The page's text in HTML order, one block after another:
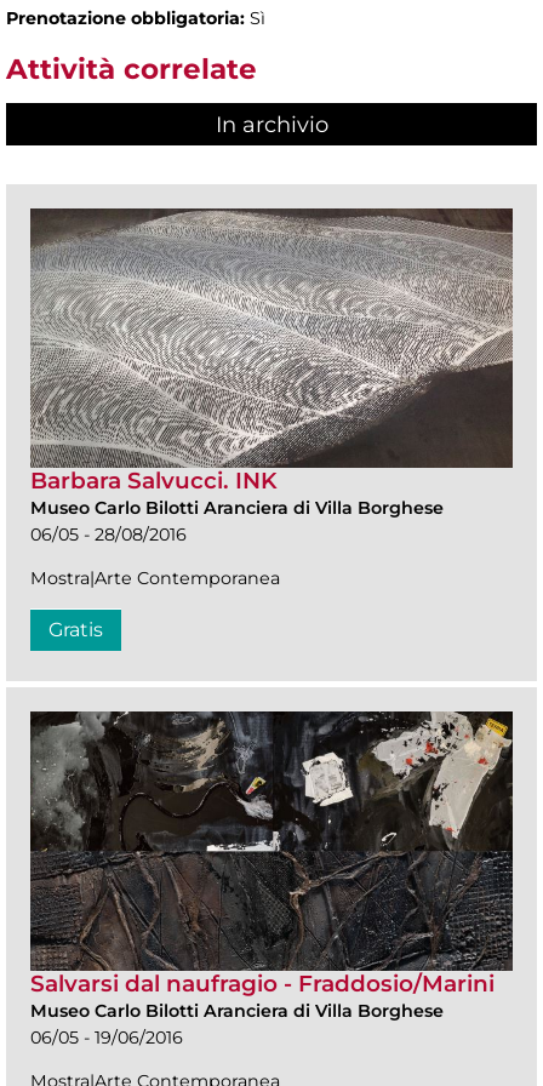
Prenotazione obbligatoria: Sì
Attività correlate
In archivio
Barbara Salvucci. INK
Museo Carlo Bilotti Aranciera di Villa Borghese
06/05 - 28/08/2016
Mostra|Arte Contemporanea
Gratis
Salvarsi dal naufragio - Fraddosio/Marini
Museo Carlo Bilotti Aranciera di Villa Borghese
06/05 - 19/06/2016
Mostra|Arte Contemporanea